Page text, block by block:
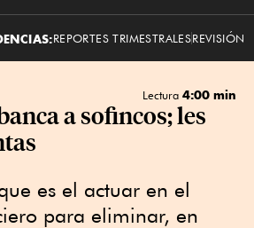
REPORTES TRIMESTRALESREVISIÓN
Lectura 4:00 min
a sofincos; les
es el actuar en el
para eliminar, en